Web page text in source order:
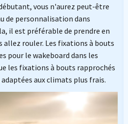
vous n'aurez peut-être
de personnalisation dans
il est préférable de prendre en
rouler. Les fixations à bouts
pour le wakeboard dans les
les fixations à bouts rapprochés
aux climats plus frais.